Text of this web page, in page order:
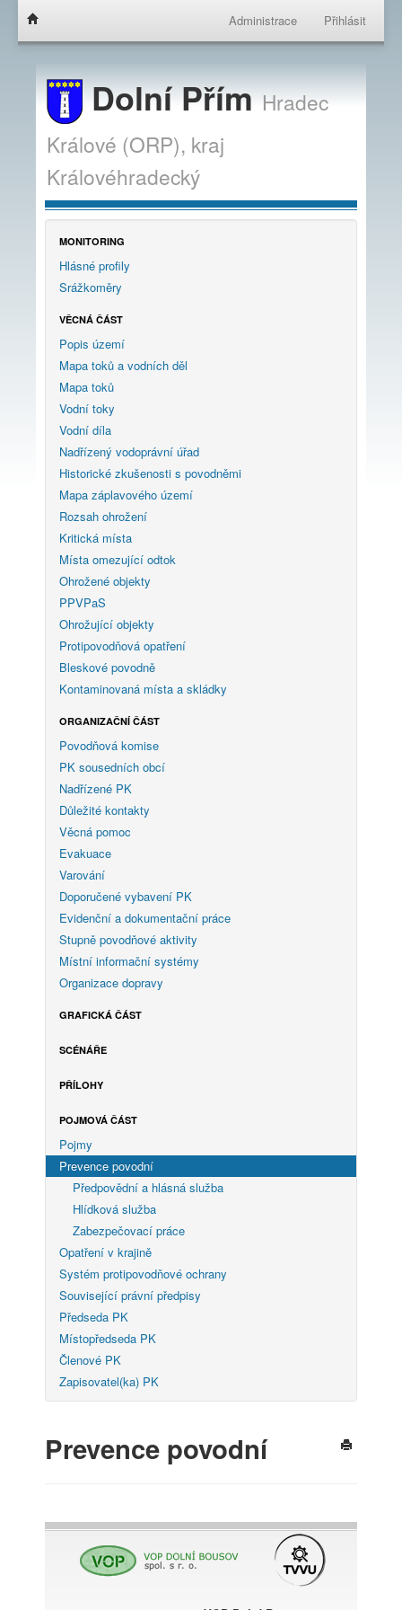
Administrace Přihlásit
Dolní PřímHradec
Králové (ORP), kraj
Královéhradecký
MONITORING
Hlásné profily
Srážkoměry
VĚCNÁ ČÁST
Popis území
Mapa toků a vodních děl
Mapa toků
Vodní toky
Vodní díla
Nadřízený vodoprávní úřad
Historické zkušenosti s povodněmi
Mapa záplavového území
Rozsah ohrožení
Kritická místa
Místa omezující odtok
Ohrožené objekty
PPVPaS
Ohrožující objekty
Protipovodňová opatření
Bleskové povodně
Kontaminovaná místa a skládky
ORGANIZAČNÍ ČÁST
Povodňová komise
PK sousedních obcí
Nadřízené PK
Důležité kontakty
Věcná pomoc
Evakuace
Varování
Doporučené vybavení PK
Evidenční a dokumentační práce
Stupně povodňové aktivity
Místní informační systémy
Organizace dopravy
GRAFICKÁ ČÁST
SCÉNÁŘE
PŘÍLOHY
POJMOVÁ ČÁST
Pojmy
Prevence povodní
Předpovědní a hlásná služba
Hlídková služba
Zabezpečovací práce
Opatření v krajině
Systém protipovodňové ochrany
Související právní předpisy
Předseda PK
Místopředseda PK
Členové PK
Zapisovatel(ka) PK
Prevence povodní